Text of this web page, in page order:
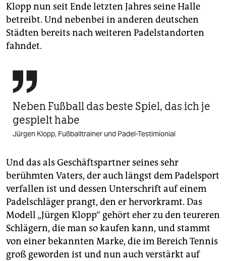
Klopp nun seit Ende letzten Jahres seine Halle
betreibt. Und nebenbei in anderen deutschen
Städten bereits nach weiteren Padel­stand­orten
fahndet.

Neben Fußball das beste Spiel, das ich je
gespielt habe
Jürgen Klopp, Fußballtrainer und Padel-Testimionial
Und das als Geschäftspartner seines sehr
berühmten Vaters, der auch längst dem Padelsport
verfallen ist und dessen Unterschrift auf einem
Padelschläger prangt, den er hervorkramt. Das
Modell „Jürgen Klopp“ gehört eher zu den teureren
Schlägern, die man so kaufen kann, und stammt
von einer bekannten Marke, die im Bereich Tennis
groß geworden ist und nun auch verstärkt auf